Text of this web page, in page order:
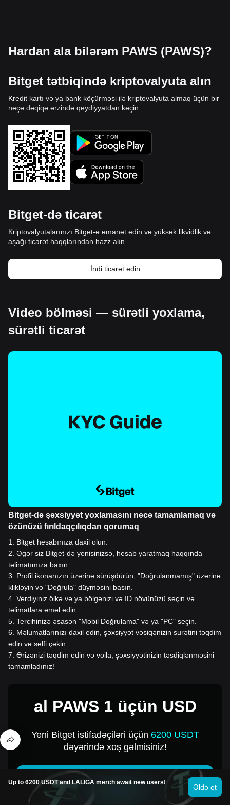
Hardan ala bilərəm PAWS (PAWS)?
Bitget tətbiqində kriptovalyuta alın
Kredit kartı və ya bank köçürməsi ilə kriptovalyuta almaq üçün bir
neçə dəqiqə ərzində qeydiyyatdan keçin.
Bitget-də ticarət
Kriptovalyutalarınızı Bitget-ə əmanət edin və yüksək likvidlik və
aşağı ticarət haqqlarından həzz alın.
İndi ticarət edin
Video bölməsi — sürətli yoxlama,
sürətli ticarət
Bitget-də şəxsiyyət yoxlamasını necə tamamlamaq və
özünüzü fırıldaqçılıqdan qorumaq
1
Bitget hesabınıza daxil olun.
2 Əgər siz Bitget-də yenisinizsə, hesab yaratmaq haqqında
təlimatımıza baxın.
3
Profil ikonanızın üzərinə sürüşdürün, "Doğrulanmamış" üzərinə
klikləyin və "Doğrula" düyməsini basın.
4 Verdiyiniz ölkə və ya bölgənizi və ID növünüzü seçin və
təlimatlara əməl edin.
5 Tercihinizə əsasən "Mobil Doğrulama" və ya "PC" seçin.
6
Məlumatlarınızı daxil edin, şəxsiyyət vəsiqənizin surətini təqdim
edin və selfi çəkin.
7 Ərizənizi təqdim edin və voila, şəxsiyyətinizin təsdiqlənməsini
tamamladınız!
al PAWS 1 üçün USD
Yeni Bitget istifadəçiləri üçün 6200 USDT
dəyərində xoş gəlmisiniz!
Up to 6200 USDT and LALIGA merch await new users!
Əldə et